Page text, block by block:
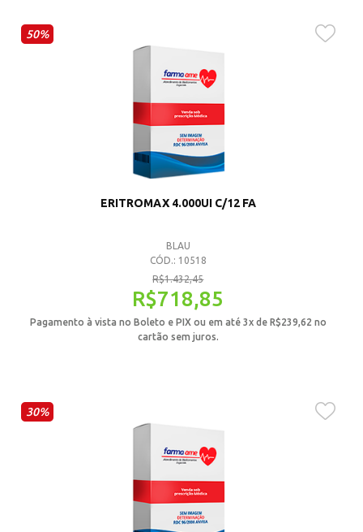
50%
ERITROMAX 4.000UI C/12 FA
BLAU
CÓD.: 10518
R$1.432,45
R$718,85
Pagamento à vista no Boleto e PIX ou em até 3x de R$239,62 no
cartão sem juros.
30%